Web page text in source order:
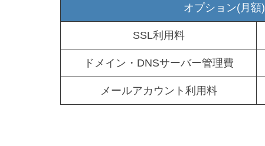
オプション(月額)
SSL利用料
ドメイン・DNSサーバー管理費
メールアカウント利用料